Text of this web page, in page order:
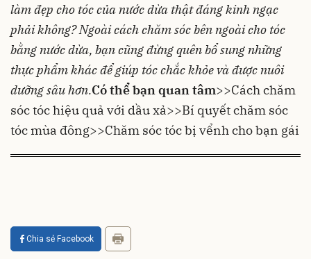
làm đẹp cho tóc của nước dừa thật đáng kinh ngạc
phải không? Ngoài cách chăm sóc bên ngoài cho tóc
bằng nước dừa, bạn cũng đừng quên bổ sung những
thực phẩm khác để giúp tóc chắc khỏe và được nuôi
dưỡng sâu hơn.Có thể bạn quan tâm>>Cách chăm
sóc tóc hiệu quả với dầu xả>>Bí quyết chăm sóc
tóc mùa đông>>Chăm sóc tóc bị vểnh cho bạn gái
Chia sẻ Facebook